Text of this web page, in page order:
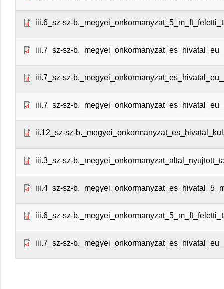
iii.6_sz-sz-
iii.7_sz-sz-
iii.7_sz-sz-
iii.7_sz-sz-
ii.12_sz-sz-
iii.3_sz-sz-
iii.4_sz-sz-
iii.6_sz-sz-
iii.7_sz-sz-